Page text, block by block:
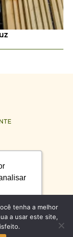
tenha a melhor
a usar este site,